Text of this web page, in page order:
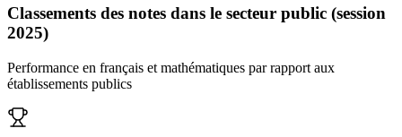
Classements des notes dans le secteur public (session
2025)
Performance en français et mathématiques par rapport aux
établissements publics